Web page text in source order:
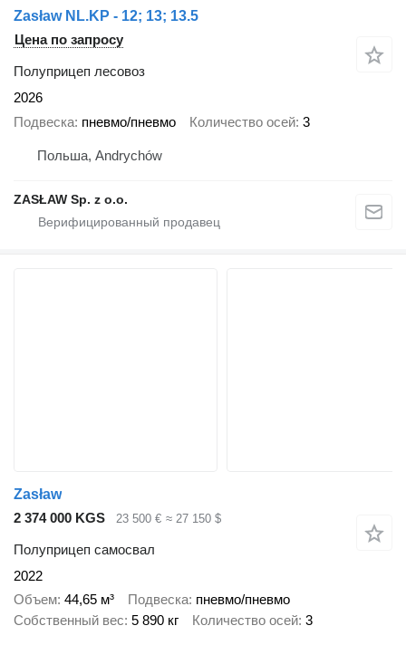
Zasław NL.KP - 12; 13; 13.5
Цена по запросу
Полуприцеп лесовоз
2026
Подвеска пневмо/пневмо Количество осей 3
Польша, Andrychów
ZASŁAW Sp. z o.o.
Zasław
2 374 000 KGS
23 500 € ≈ 27 150 $
Полуприцеп самосвал
2022
Объем 44,65 м³ Подвеска пневмо/пневмо
Собственный вес 5 890 кг Количество осей 3